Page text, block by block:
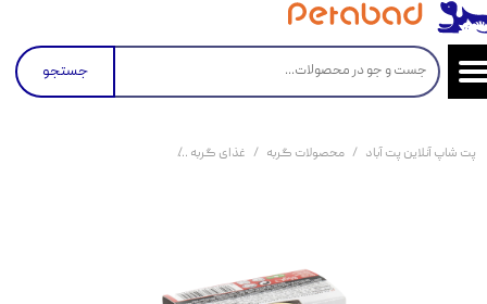
جستجو
پت شاپ آنلاین پت آباد محصولات گربه غذای گربه